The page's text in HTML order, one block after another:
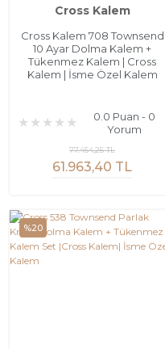
Cross Kalem
Cross Kalem 708 Townsend
10 Ayar Dolma Kalem +
Tükenmez Kalem | Cross
Kalem | İsme Özel Kalem
0.0 Puan - 0
Yorum
61.963,40 TL
77.454,25 TL
%20